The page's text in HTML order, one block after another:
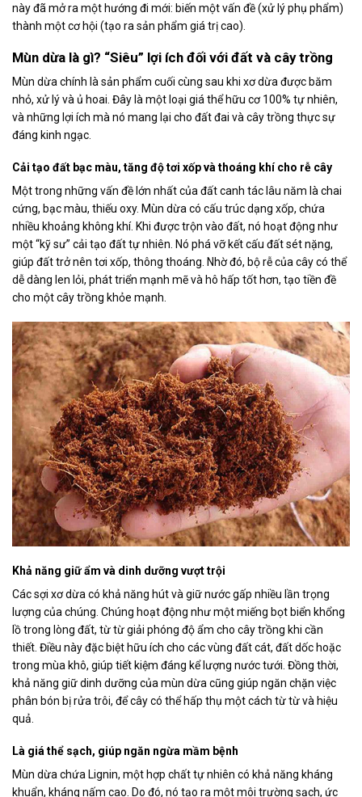
này đã mở ra một hướng đi mới: biến một vấn đề (xử lý phụ phẩm)
thành một cơ hội (tạo ra sản phẩm giá trị cao).
Mùn dừa là gì? “Siêu” lợi ích đối với đất và cây trồng
Mùn dừa chính là sản phẩm cuối cùng sau khi xơ dừa được băm
nhỏ, xử lý và ủ hoai. Đây là một loại giá thể hữu cơ 100% tự nhiên,
và những lợi ích mà nó mang lại cho đất đai và cây trồng thực sự
đáng kinh ngạc.
Cải tạo đất bạc màu, tăng độ tơi xốp và thoáng khí cho rễ cây
Một trong những vấn đề lớn nhất của đất canh tác lâu năm là chai
cứng, bạc màu, thiếu oxy. Mùn dừa có cấu trúc dạng xốp, chứa
nhiều khoảng không khí. Khi được trộn vào đất, nó hoạt động như
một “kỹ sư” cải tạo đất tự nhiên. Nó phá vỡ kết cấu đất sét nặng,
giúp đất trở nên tơi xốp, thông thoáng. Nhờ đó, bộ rễ của cây có thể
dễ dàng len lỏi, phát triển mạnh mẽ và hô hấp tốt hơn, tạo tiền đề
cho một cây trồng khỏe mạnh.
Khả năng giữ ẩm và dinh dưỡng vượt trội
Các sợi xơ dừa có khả năng hút và giữ nước gấp nhiều lần trọng
lượng của chúng. Chúng hoạt động như một miếng bọt biển khổng
lồ trong lòng đất, từ từ giải phóng độ ẩm cho cây trồng khi cần
thiết. Điều này đặc biệt hữu ích cho các vùng đất cát, đất dốc hoặc
trong mùa khô, giúp tiết kiệm đáng kể lượng nước tưới. Đồng thời,
khả năng giữ dinh dưỡng của mùn dừa cũng giúp ngăn chặn việc
phân bón bị rửa trôi, để cây có thể hấp thụ một cách từ từ và hiệu
quả.
Là giá thể sạch, giúp ngăn ngừa mầm bệnh
Mùn dừa chứa Lignin, một hợp chất tự nhiên có khả năng kháng
khuẩn, kháng nấm cao. Do đó, nó tạo ra một môi trường sạch, ức